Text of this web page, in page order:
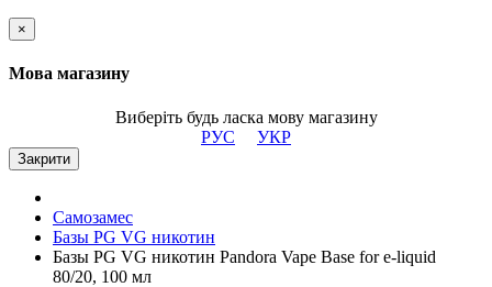
×
Мова магазину
Виберіть будь ласка мову магазину
РУС
УКР
Закрити
Самозамес
Базы PG VG никотин
Базы PG VG никотин Pandora Vape Base for e-liquid
80/20, 100 мл